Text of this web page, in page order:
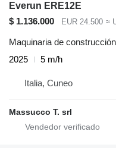
Everun ERE12E
$ 1.136.000
EUR 24.500 ≈
Maquinaria de
2025
5 m/h
Italia, Cuneo
Massucco T. srl